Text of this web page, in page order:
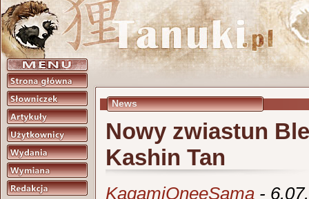
News
Nowy zwiastun
Kashin Tan
KagamiOneeSama -